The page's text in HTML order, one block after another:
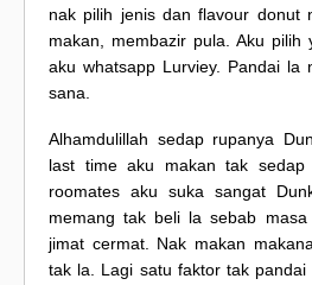
nak pilih jenis dan flavour donut
makan, membazir pula. Aku pilih
aku whatsapp Lurviey. Pandai la
sana.
Alhamdulillah sedap rupanya
last time aku makan tak
roomates aku suka sangat
memang tak beli la sebab
jimat cermat. Nak makan
tak la. Lagi satu faktor tak pandai